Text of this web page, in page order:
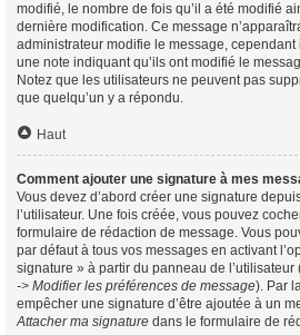
modifié, le nombre de fois qu’il a été modifié
dernière modification. Ce message
administrateur modifie le message,
une note indiquant qu’ils ont modifié le
Notez que les utilisateurs ne peuvent pas
que quelqu’un y a répondu.
Haut
Comment ajouter une signature à mes
Vous devez d’abord créer une signature
l’utilisateur. Une fois créée, vous pouvez
formulaire de rédaction de message. Vous
par défaut à tous vos messages en activant
signature » à partir du panneau de l’utilisateur
-> Modifier les préférences de message). Par
empêcher une signature d’être ajoutée à un
Attacher ma signature dans le formulaire de